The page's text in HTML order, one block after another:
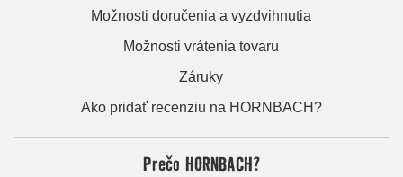
Možnosti doručenia a vyzdvihnutia
Možnosti vrátenia tovaru
Záruky
Ako pridať recenziu na HORNBACH?
Prečo HORNBACH?